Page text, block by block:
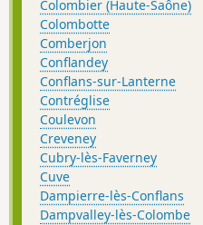
Colombier (Haute-Saône)
Colombotte
Comberjon
Conflandey
Conflans-sur-Lanterne
Contréglise
Coulevon
Creveney
Cubry-lès-Faverney
Cuve
Dampierre-lès-Conflans
Dampvalley-lès-Colombe